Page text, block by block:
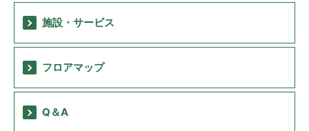
お問い合わせ
施設・サービス
フロアマップ
Q＆A